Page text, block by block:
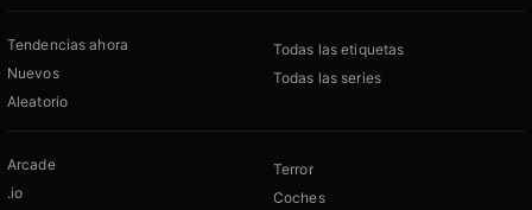
Tendencias ahora
Nuevos
Aleatorio
Todas las etiquetas
Todas las series
Arcade
.io
Terror
Coches